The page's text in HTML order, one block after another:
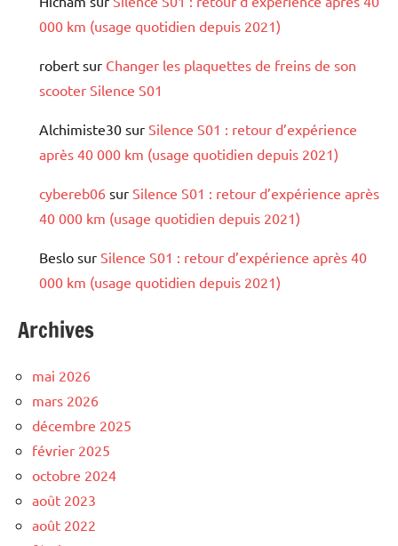
000 km (usage quotidien depuis 2021)
robert sur Changer les plaquettes de freins de son
scooter Silence S01
Alchimiste30 sur Silence S01 : retour d’expérience
après 40 000 km (usage quotidien depuis 2021)
cybereb06 sur Silence S01 : retour d’expérience après
40 000 km (usage quotidien depuis 2021)
Beslo sur Silence S01 : retour d’expérience après 40
000 km (usage quotidien depuis 2021)
Archives
mai 2026
mars 2026
décembre 2025
février 2025
octobre 2024
août 2023
août 2022